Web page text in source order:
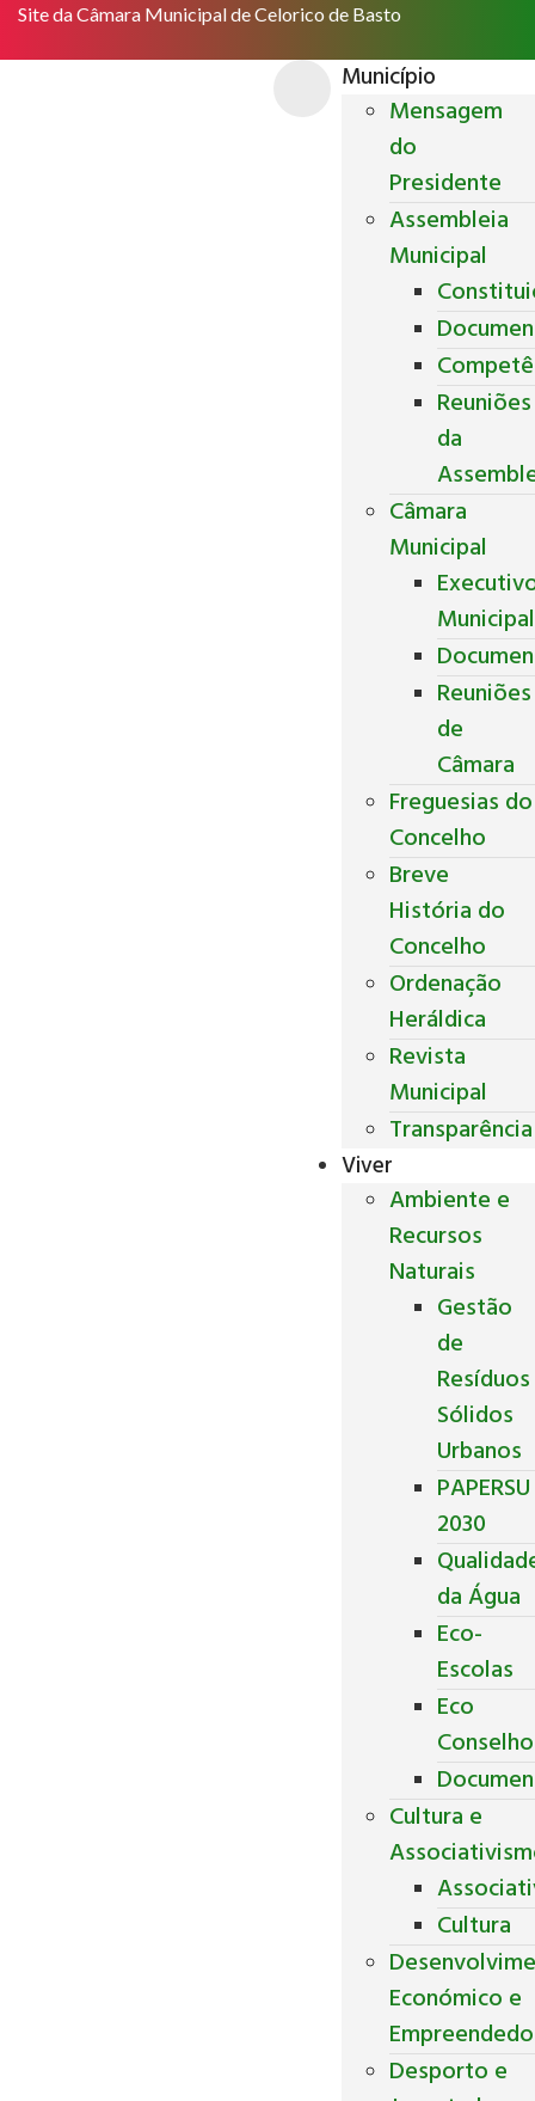
Site da Câmara Municipal de Celorico de Basto
Município
Mensagem
do
Presidente
Assembleia
Municipal
Reuniões
da
Câmara
Municipal
Municipal
Reuniões
de
Câmara
Freguesias do
Concelho
Breve
História do
Concelho
Ordenação
Heráldica
Revista
Municipal
Transparência
Viver
Ambiente e
Recursos
Naturais
Gestão
de
Resíduos
Sólidos
Urbanos
PAPERSU
2030
da Água
Eco-
Escolas
Eco
Cultura e
Cultura
Económico e
Desporto e